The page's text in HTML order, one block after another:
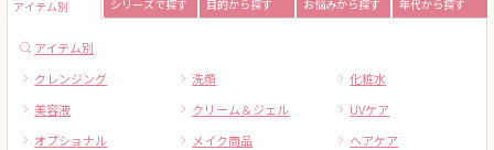
アイテム別 シリーズで探す 目的から探す お悩みから探す 年代から探す
アイテム別
クレンジング
洗顔
化粧水
美容液
クリーム＆ジェル
UVケア
オプショナル
メイク商品
ヘアケア